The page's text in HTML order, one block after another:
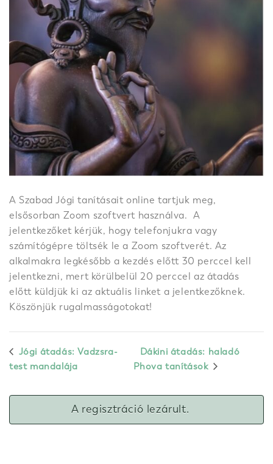
A Szabad Jógi tanításait online tartjuk meg,
elsősorban Zoom szoftvert használva. A
jelentkezőket kérjük, hogy telefonjukra vagy
számítógépre töltsék le a Zoom szoftverét. Az
alkalmakra legkésőbb a kezdés előtt 30 perccel kell
jelentkezni, mert körülbelül 20 perccel az átadás
előtt küldjük ki az aktuális linket a jelentkezőknek.
Köszönjük rugalmasságotokat!
Jógi átadás: Vadzsra-
test mandalája
Dákini átadás: haladó
Phova tanítások
A regisztráció lezárult.